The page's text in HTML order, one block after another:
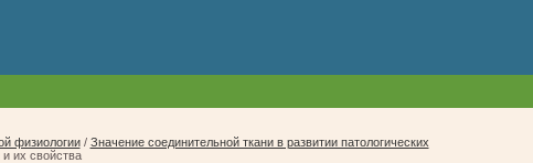
физиологии/ Значение соединительной ткани в развитии патологических
их свойства